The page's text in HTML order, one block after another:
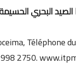
البحري
Téléphone
2750.